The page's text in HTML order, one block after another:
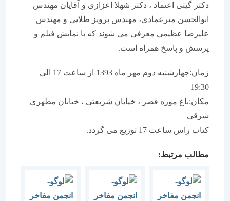
دکتر گیتی اعتماد ، دکتر شهلا اعزازی و آقایان مهندس
ابوالحسن میرعمادی، مهندس پرویز طلایی و مهندس
علیرضا عظیمی معرفی می شوند که با نمایش فیلم و
پرسش و پاسخ همراه است.
زمان:چهارشنبه دوم مهر ماه 1393 از ساعت 17 الی
مکان:باغ موزه قصر ،‌ خیابان شریعتی ، خیابان مطهری
شرقی
کتاب راس ساعت 17 توزیع می گردد.
مطالب مرتبط: